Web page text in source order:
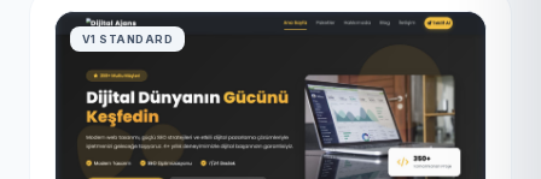
V1 STANDARD